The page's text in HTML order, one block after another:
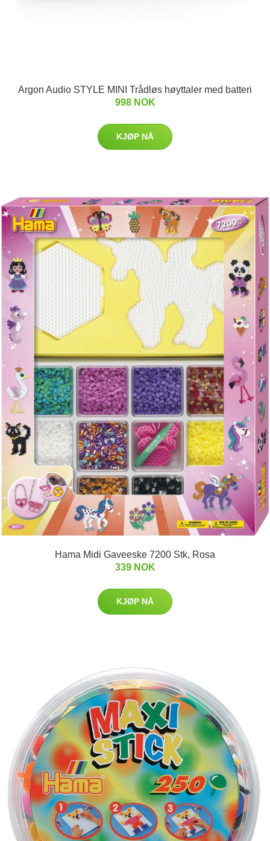
Argon Audio STYLE MINI Trådløs høyttaler med batteri
998 NOK
KJØP NÅ
Hama Midi Gaveeske 7200 Stk, Rosa
339 NOK
KJØP NÅ